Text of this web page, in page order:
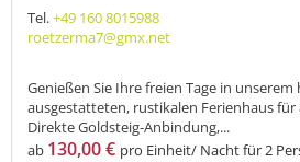
Tel.+49 160 8015988
roetzerma7@gmx.net
Genießen Sie Ihre freien Tage in
ausgestatteten, rustikalen Ferienhaus für
Direkte Goldsteig-Anbindung,...
ab 130,00 € pro Einheit/ Nacht für 2